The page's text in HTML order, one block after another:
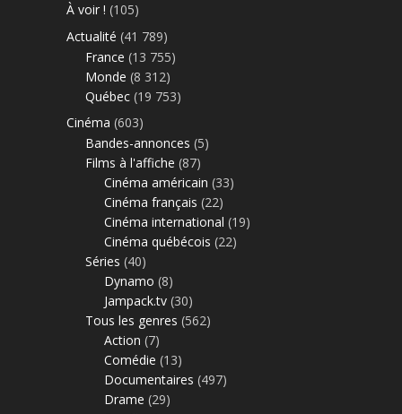
À voir ! (105)
Actualité (41 789)
France (13 755)
Monde (8 312)
Québec (19 753)
Cinéma (603)
Bandes-annonces (5)
Films à l'affiche (87)
Cinéma américain (33)
Cinéma français (22)
Cinéma international (19)
Cinéma québécois (22)
Séries (40)
Dynamo (8)
Jampack.tv (30)
Tous les genres (562)
Action (7)
Comédie (13)
Documentaires (497)
Drame (29)